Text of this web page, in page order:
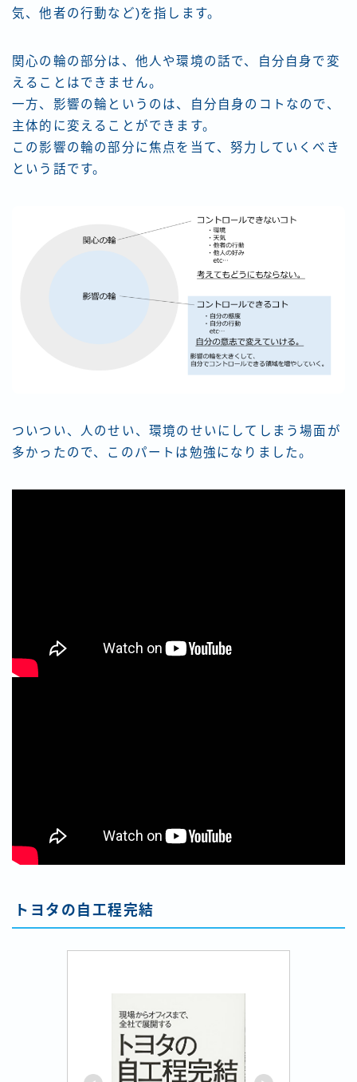
気、他者の行動など)を指します。
関心の輪の部分は、他人や環境の話で、自分自身で変
えることはできません。
一方、影響の輪というのは、自分自身のコトなので、
主体的に変えることができます。
この影響の輪の部分に焦点を当て、努力していくべき
という話です。
ついつい、人のせい、環境のせいにしてしまう場面が
多かったので、このパートは勉強になりました。
トヨタの自工程完結